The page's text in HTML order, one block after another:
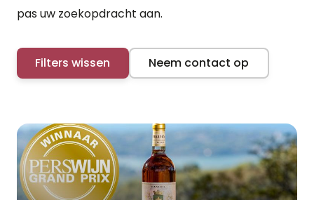
pas uw zoekopdracht aan.
Filters wissen Neem contact op